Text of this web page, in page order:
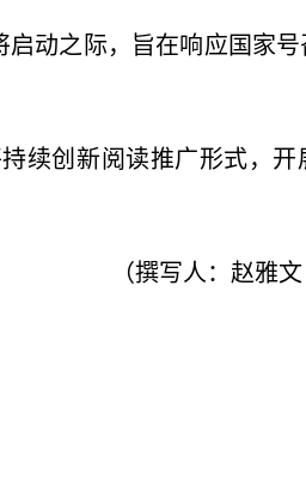
动之际，旨在响应国家
续创新阅读推广形式，
（撰写人：赵雅